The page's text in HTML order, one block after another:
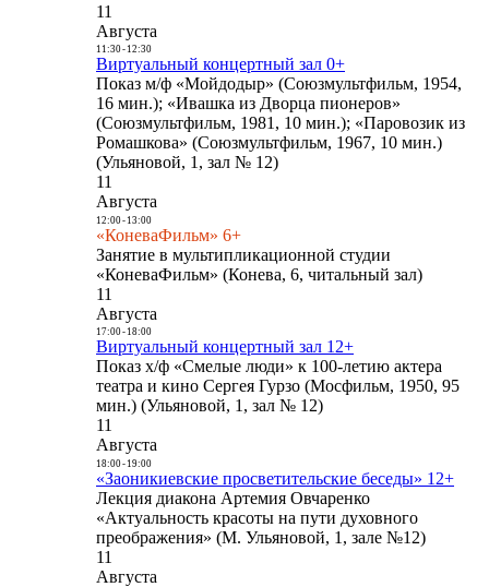
11
Августа
11:30- 12:30
Виртуальный концертный зал 0+
Показ м/ф «Мойдодыр» (Союзмультфильм, 1954,
16 мин.); «Ивашка из Дворца пионеров»
(Союзмультфильм, 1981, 10 мин.); «Паровозик из
Ромашкова» (Союзмультфильм, 1967, 10 мин.)
(Ульяновой, 1, зал № 12)
11
Августа
12:00- 13:00
«КоневаФильм» 6+
Занятие в мультипликационной студии
«КоневаФильм» (Конева, 6, читальный зал)
11
Августа
17:00- 18:00
Виртуальный концертный зал 12+
Показ х/ф «Смелые люди» к 100-летию актера
театра и кино Сергея Гурзо (Мосфильм, 1950, 95
мин.) (Ульяновой, 1, зал № 12)
11
Августа
18:00- 19:00
«Заоникиевские просветительские беседы» 12+
Лекция диакона Артемия Овчаренко
«Актуальность красоты на пути духовного
преображения» (М. Ульяновой, 1, зале №12)
11
Августа